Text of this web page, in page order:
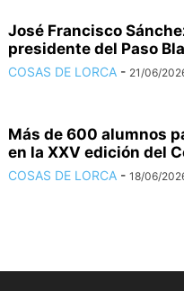
José Francisco
presidente del Paso
COSAS DE LORCA - 21/06/
Más de 600 alumnos
en la XXV edición del
COSAS DE LORCA - 18/06/